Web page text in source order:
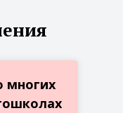
многих